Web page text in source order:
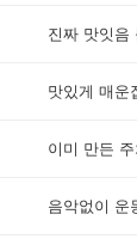
진짜 맛잇
맛있게 매운
이미 만든
음악없이 운